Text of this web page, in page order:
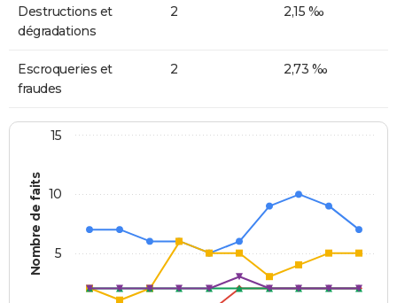
Destructions et
dégradations
2 2,15 ‰
Escroqueries et
fraudes
2 2,73 ‰
Nombre de faits 5
10
15